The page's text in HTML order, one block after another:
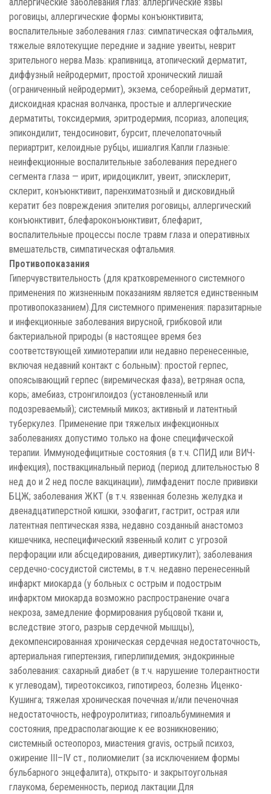
роговицы, аллергические формы конъюнктивита;
воспалительные заболевания глаз: симпатическая офтальмия,
тяжелые вялотекущие передние и задние увеиты, неврит
зрительного нерва.Мазь: крапивница, атопический дерматит,
диффузный нейродермит, простой хронический лишай
(ограниченный нейродермит), экзема, себорейный дерматит,
дискоидная красная волчанка, простые и аллергические
дерматиты, токсидермия, эритродермия, псориаз, алопеция;
эпикондилит, тендосиновит, бурсит, плечелопаточный
периартрит, келоидные рубцы, ишиалгия.Капли глазные:
неинфекционные воспалительные заболевания переднего
сегмента глаза — ирит, иридоциклит, увеит, эписклерит,
склерит, конъюнктивит, паренхиматозный и дисковидный
кератит без повреждения эпителия роговицы, аллергический
конъюнктивит, блефароконъюнктивит, блефарит,
воспалительные процессы после травм глаза и оперативных
вмешательств, симпатическая офтальмия.
Противопоказания
Гиперчувствительность (для кратковременного системного
применения по жизненным показаниям является единственным
противопоказанием).Для системного применения: паразитарные
и инфекционные заболевания вирусной, грибковой или
бактериальной природы (в настоящее время без
соответствующей химиотерапии или недавно перенесенные,
включая недавний контакт с больным): простой герпес,
опоясывающий герпес (виремическая фаза), ветряная оспа,
корь; амебиаз, стронгилоидоз (установленный или
подозреваемый); системный микоз; активный и латентный
туберкулез. Применение при тяжелых инфекционных
заболеваниях допустимо только на фоне специфической
терапии. Иммунодефицитные состояния (в т.ч. СПИД или ВИЧ-
инфекция), поствакцинальный период (период длительностью 8
нед до и 2 нед после вакцинации), лимфаденит после прививки
БЦЖ; заболевания ЖКТ (в т.ч. язвенная болезнь желудка и
двенадцатиперстной кишки, эзофагит, гастрит, острая или
латентная пептическая язва, недавно созданный анастомоз
кишечника, неспецифический язвенный колит с угрозой
перфорации или абсцедирования, дивертикулит); заболевания
сердечно-сосудистой системы, в т.ч. недавно перенесенный
инфаркт миокарда (у больных с острым и подострым
инфарктом миокарда возможно распространение очага
некроза, замедление формирования рубцовой ткани и,
вследствие этого, разрыв сердечной мышцы),
декомпенсированная хроническая сердечная недостаточность,
артериальная гипертензия, гиперлипидемия; эндокринные
заболевания: сахарный диабет (в т.ч. нарушение толерантности
к углеводам), тиреотоксикоз, гипотиреоз, болезнь Иценко-
Кушинга; тяжелая хроническая почечная и/или печеночная
недостаточность, нефроуролитиаз; гипоальбуминемия и
состояния, предрасполагающие к ее возникновению;
системный остеопороз, миастения gravis, острый психоз,
ожирение III–IV ст., полиомиелит (за исключением формы
бульбарного энцефалита), открыто- и закрытоугольная
глаукома, беременность, период лактации.Для